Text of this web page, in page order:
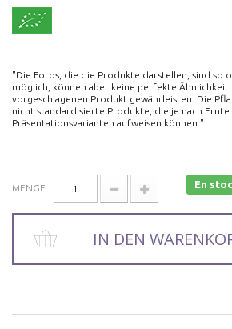
"Die Fotos, die die Produkte darstellen, sind so
möglich, können aber keine perfekte Ähnlichkeit
vorgeschlagenen Produkt gewährleisten. Die
nicht standardisierte Produkte, die je nach Ernte
Präsentationsvarianten aufweisen können."
MENGE En
IN DEN